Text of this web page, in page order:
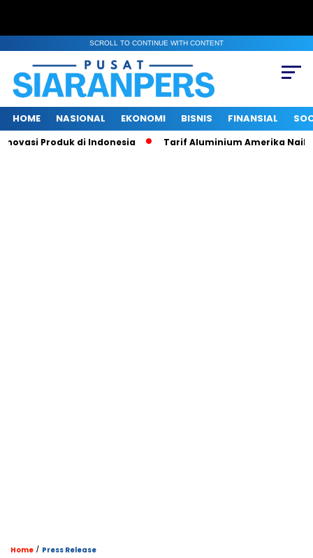
SCROLL TO CONTINUE WITH CONTENT
HOME NASIONAL EKONOMI BISNIS FINANSIAL
Produk di Indonesia Tarif Aluminium Amerika Naik 50
Home / Press Release